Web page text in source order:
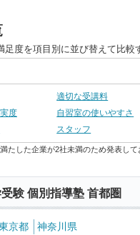
度を項目別に並び替えて比較
適切な受講料
度
自習室の使いやすさ
スタッフ
した企業が2社未満のため発表して
験 個別指導塾 首都圏
京都 神奈川県